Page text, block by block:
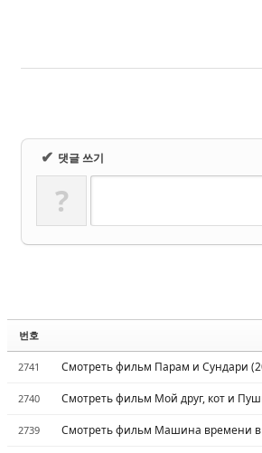
✔ 댓글 쓰기
?
번호
2741 Смотреть фильм Парам и Сундари
2740 Смотреть фильм Мой друг, кот и
2739 Смотреть фильм Машина времени в